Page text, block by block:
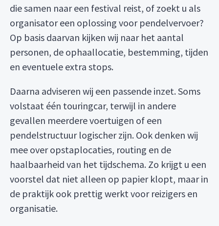
die samen naar een festival reist, of zoekt u als
organisator een oplossing voor pendelvervoer?
Op basis daarvan kijken wij naar het aantal
personen, de ophaallocatie, bestemming, tijden
en eventuele extra stops.
Daarna adviseren wij een passende inzet. Soms
volstaat één touringcar, terwijl in andere
gevallen meerdere voertuigen of een
pendelstructuur logischer zijn. Ook denken wij
mee over opstaplocaties, routing en de
haalbaarheid van het tijdschema. Zo krijgt u een
voorstel dat niet alleen op papier klopt, maar in
de praktijk ook prettig werkt voor reizigers en
organisatie.